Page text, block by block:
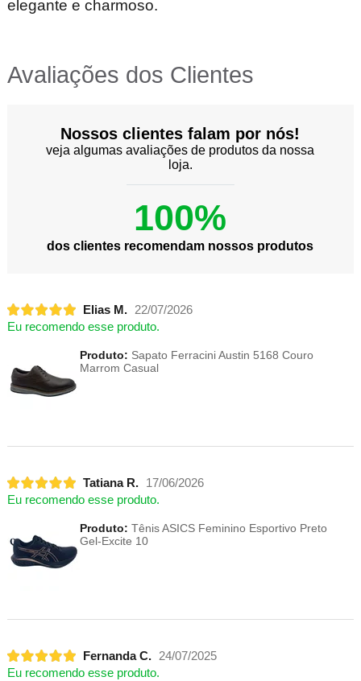
elegante e charmoso.
Avaliações dos Clientes
Nossos clientes falam por nós!
veja algumas avaliações de produtos da nossa
loja.
100%
dos clientes recomendam nossos produtos
Elias M.
22/07/2026
Eu recomendo esse produto.
Produto: Sapato Ferracini Austin 5168 Couro
Marrom Casual
Tatiana R.
17/06/2026
Eu recomendo esse produto.
Produto: Tênis ASICS Feminino Esportivo Preto
Gel-Excite 10
Fernanda C.
24/07/2025
Eu recomendo esse produto.